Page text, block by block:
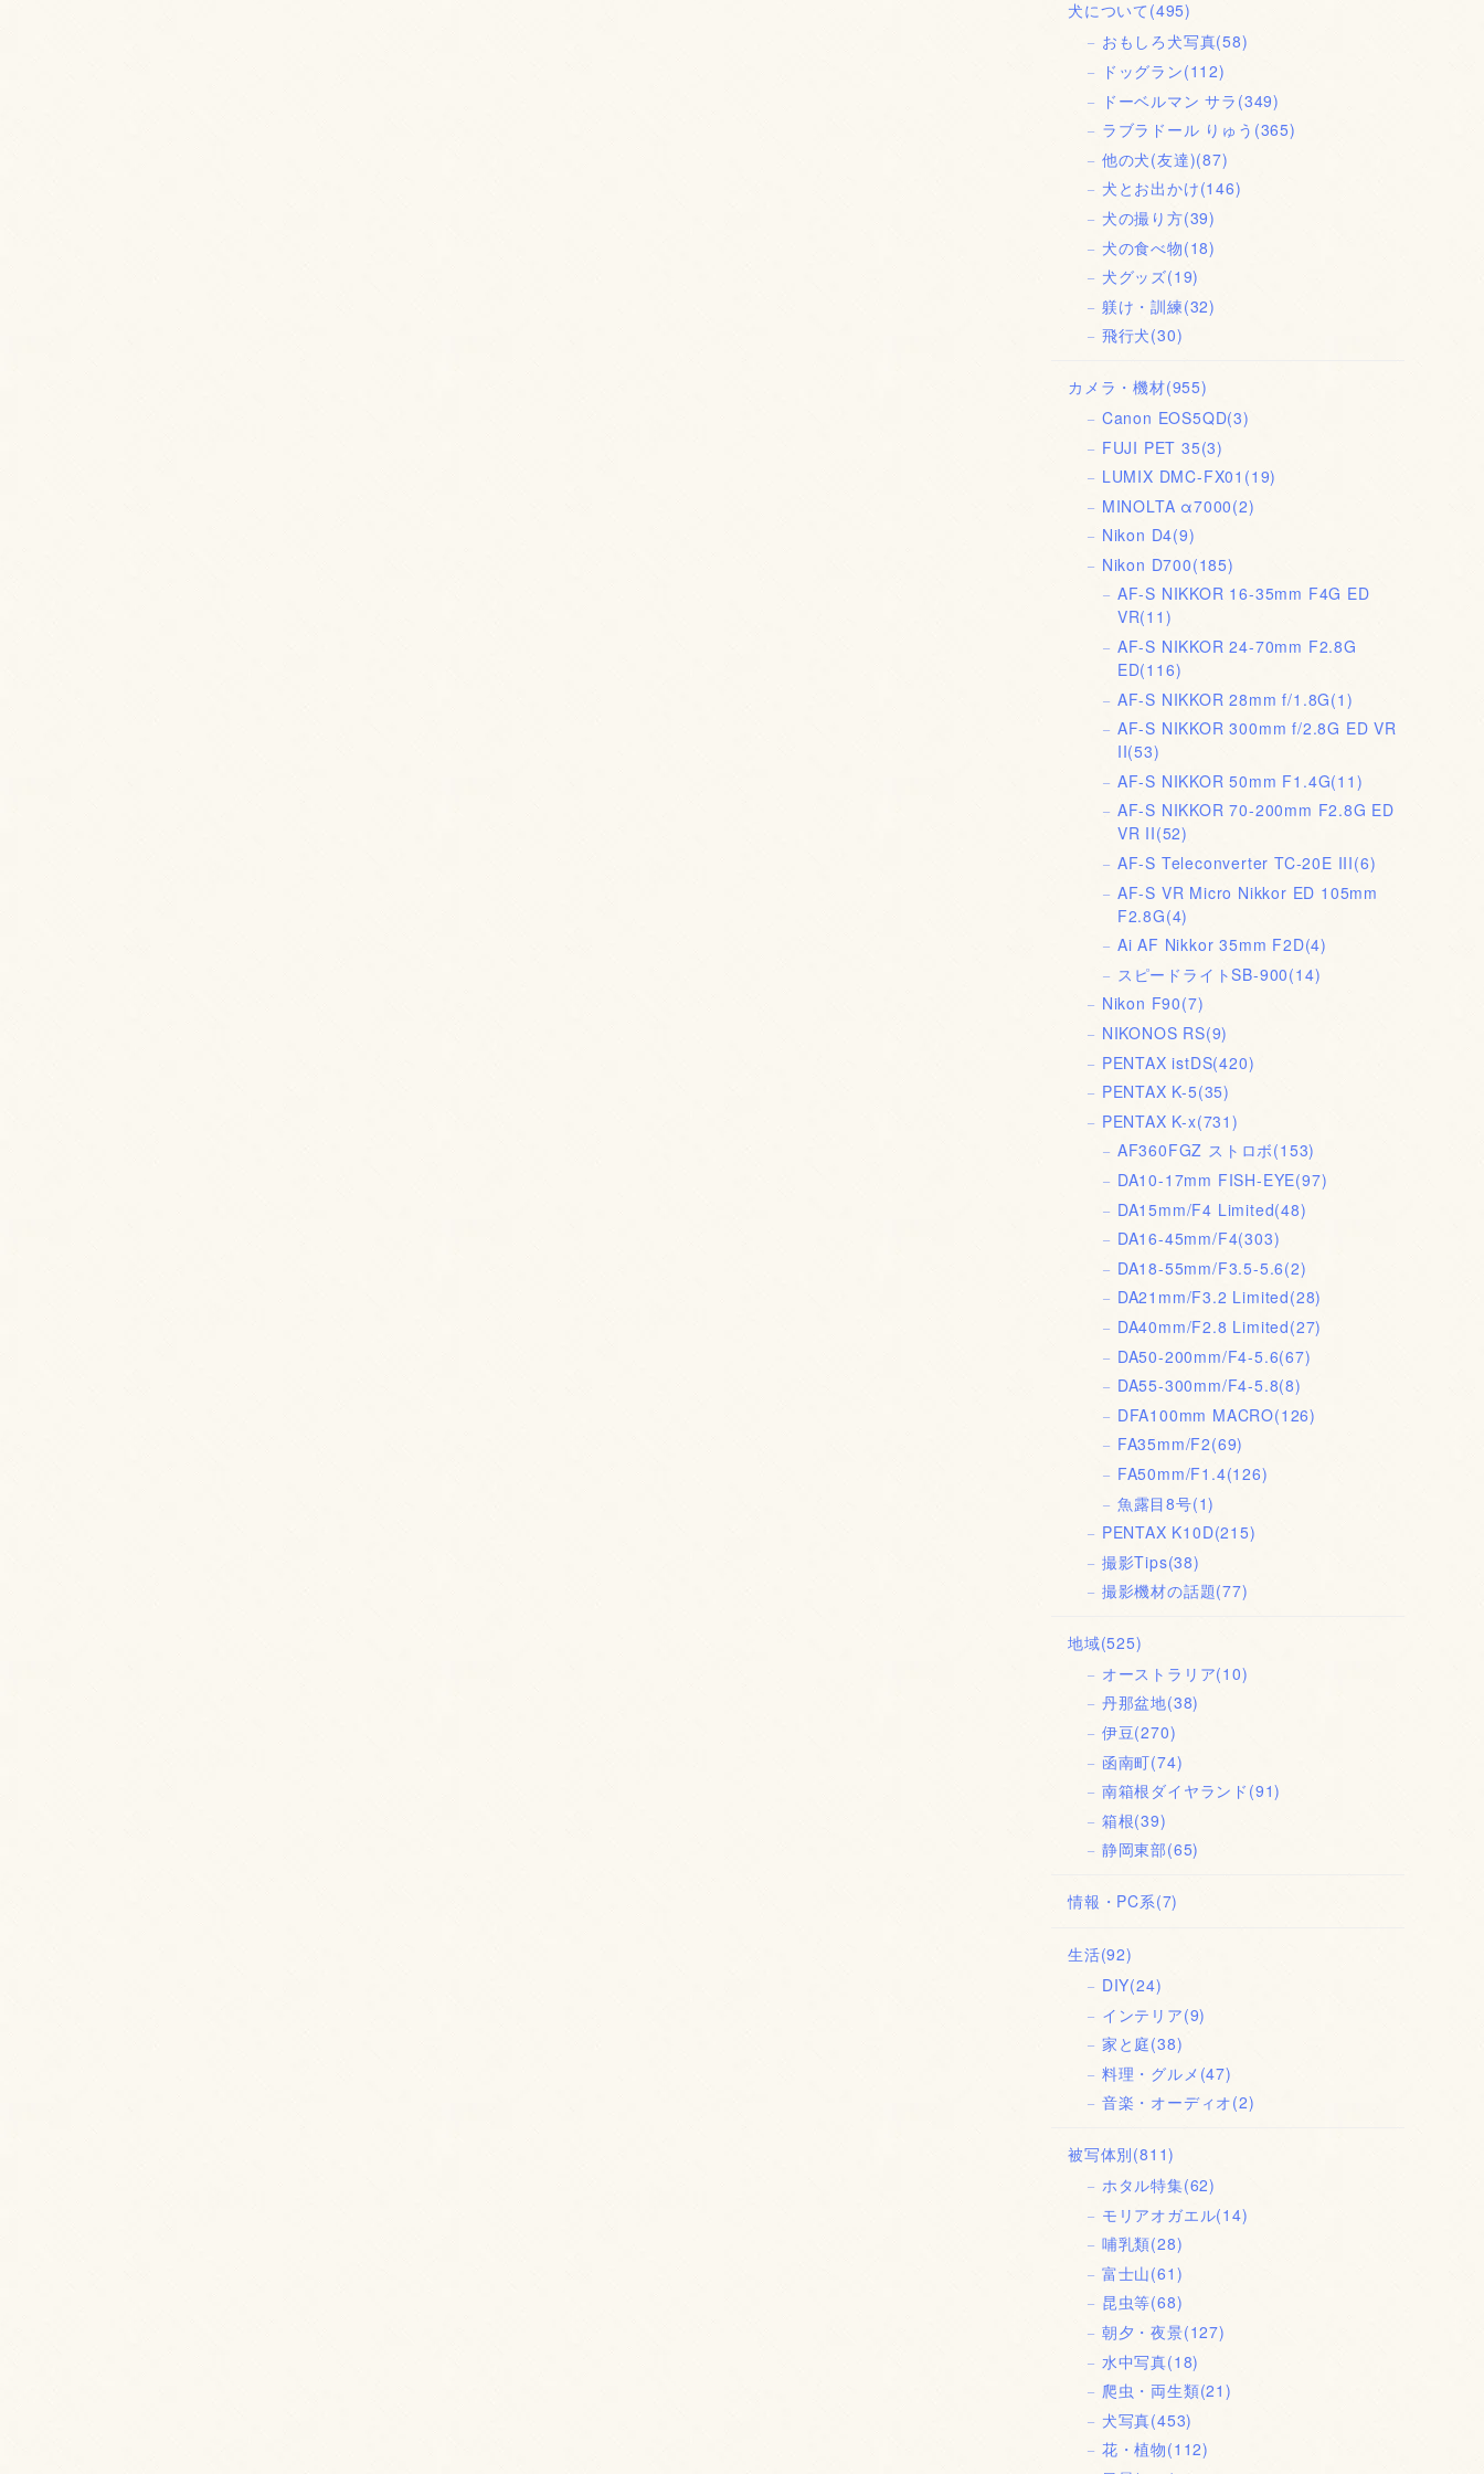
犬について (495)
おもしろ犬写真(58)
ドッグラン(112)
ドーベルマン サラ (349)
ラブラドール りゅう (365)
他の犬(友達)(87)
犬とお出かけ(146)
犬の撮り方(39)
犬の食べ物(18)
犬グッズ(19)
躾け・訓練(32)
飛行犬(30)
カメラ・機材(955)
Canon EOS5QD(3)
FUJI PET 35(3)
LUMIX DMC-FX01 (19)
MINOLTA α7000(2)
Nikon D4(9)
Nikon D700(185)
AF-S NIKKOR 16-35mm F4G ED
VR(11)
AF-S NIKKOR 24-70mm F2.8G
ED(116)
AF-S NIKKOR 28mm f/1.8G(1)
AF-S NIKKOR 300mm f/2.8G ED VR
II(53)
AF-S NIKKOR 50mm F1.4G(11)
AF-S NIKKOR 70-200mm F2.8G ED
VR II(52)
AF-S Teleconverter TC-20E III(6)
AF-S VR Micro Nikkor ED 105mm
F2.8G(4)
Ai AF Nikkor 35mm F2D(4)
スピードライトSB-900(14)
Nikon F90(7)
NIKONOS RS(9)
PENTAX istDS(420)
PENTAX K-5(35)
PENTAX K-x(731)
AF360FGZ ストロボ(153)
DA10-17mm FISH-EYE(97)
DA15mm/F4 Limited(48)
DA16-45mm/F4(303)
DA18-55mm/F3.5-5.6(2)
DA21mm/F3.2 Limited(28)
DA40mm/F2.8 Limited(27)
DA50-200mm/F4-5.6(67)
DA55-300mm/F4-5.8(8)
DFA100mm MACRO(126)
FA35mm/F2(69)
FA50mm/F1.4(126)
魚露目8号(1)
PENTAX K10D(215)
撮影Tips(38)
撮影機材の話題(77)
地域(525)
オーストラリア(10)
丹那盆地(38)
伊豆(270)
函南町(74)
南箱根ダイヤランド (91)
箱根(39)
静岡東部(65)
情報・PC系(7)
生活(92)
DIY(24)
インテリア(9)
家と庭(38)
料理・グルメ (47)
音楽・オーディオ(2)
被写体別(811)
ホタル特集(62)
モリアオガエル(14)
哺乳類(28)
富士山(61)
昆虫等(68)
朝夕・夜景(127)
水中写真(18)
爬虫・両生類(21)
犬写真(453)
花・植物(112)